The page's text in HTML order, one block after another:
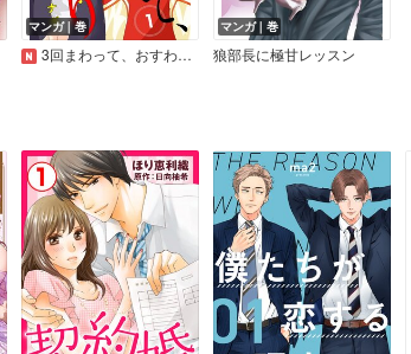
マンガ｜巻
3回まわって、おすわり～Dom/Sub～【合本版】
マンガ｜巻
狼部長に極甘レッスン